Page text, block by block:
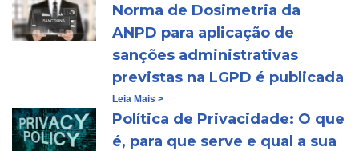
Norma de Dosimetria da
ANPD para aplicação de
sanções administrativas
previstas na LGPD é publicada
Leia Mais >
Política de Privacidade: O que
é, para que serve e qual a sua